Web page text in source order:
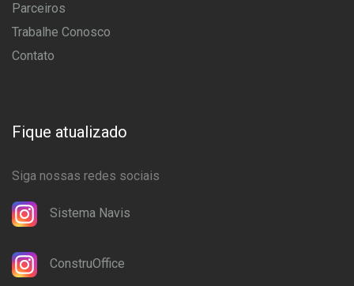
Parceiros
Trabalhe Conosco
Contato
Fique atualizado
Siga nossas redes sociais
Sistema Navis
ConstruOffice